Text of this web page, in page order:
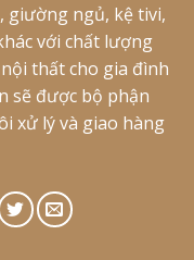
giường ngủ, kệ tivi,
với chất lượng
thất cho gia đình
sẽ được bộ phận
xử lý và giao hàng